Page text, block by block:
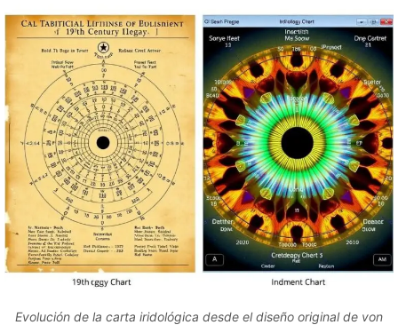
Evolución de la carta iridológica desde el diseño original de von